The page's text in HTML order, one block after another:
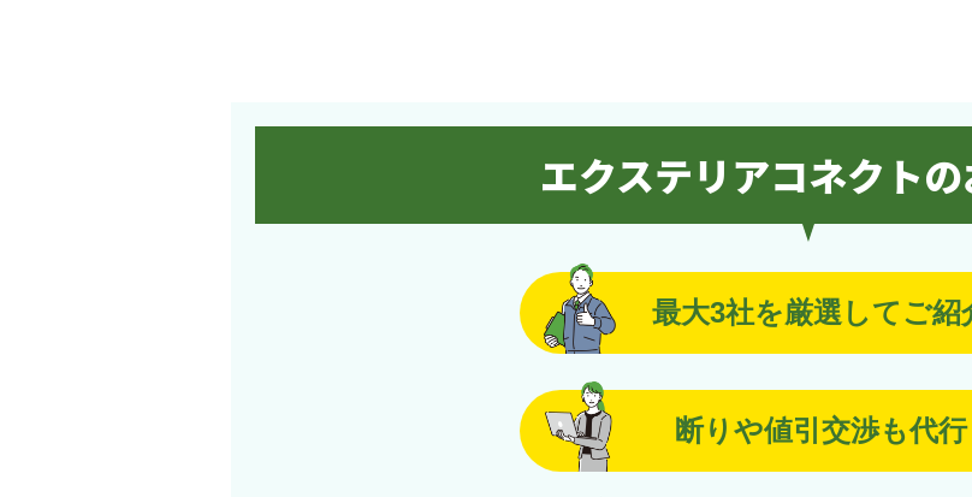
エクステリアコネクト
最大3社を厳選してご紹
断りや値引交渉も代行